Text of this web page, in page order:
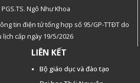
Ngô Như Khoa
tin điện tử tổng hợp số 95/GP-TTĐT do
lịch cấp ngày 19/5/2026
LIÊN KẾT
Bộ giáo dục và đào tạo